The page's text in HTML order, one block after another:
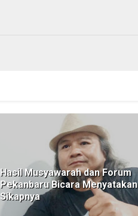
Hasil Musyawarah dan Forum
Pekanbaru Bicara Menyatakan
Sikapnya